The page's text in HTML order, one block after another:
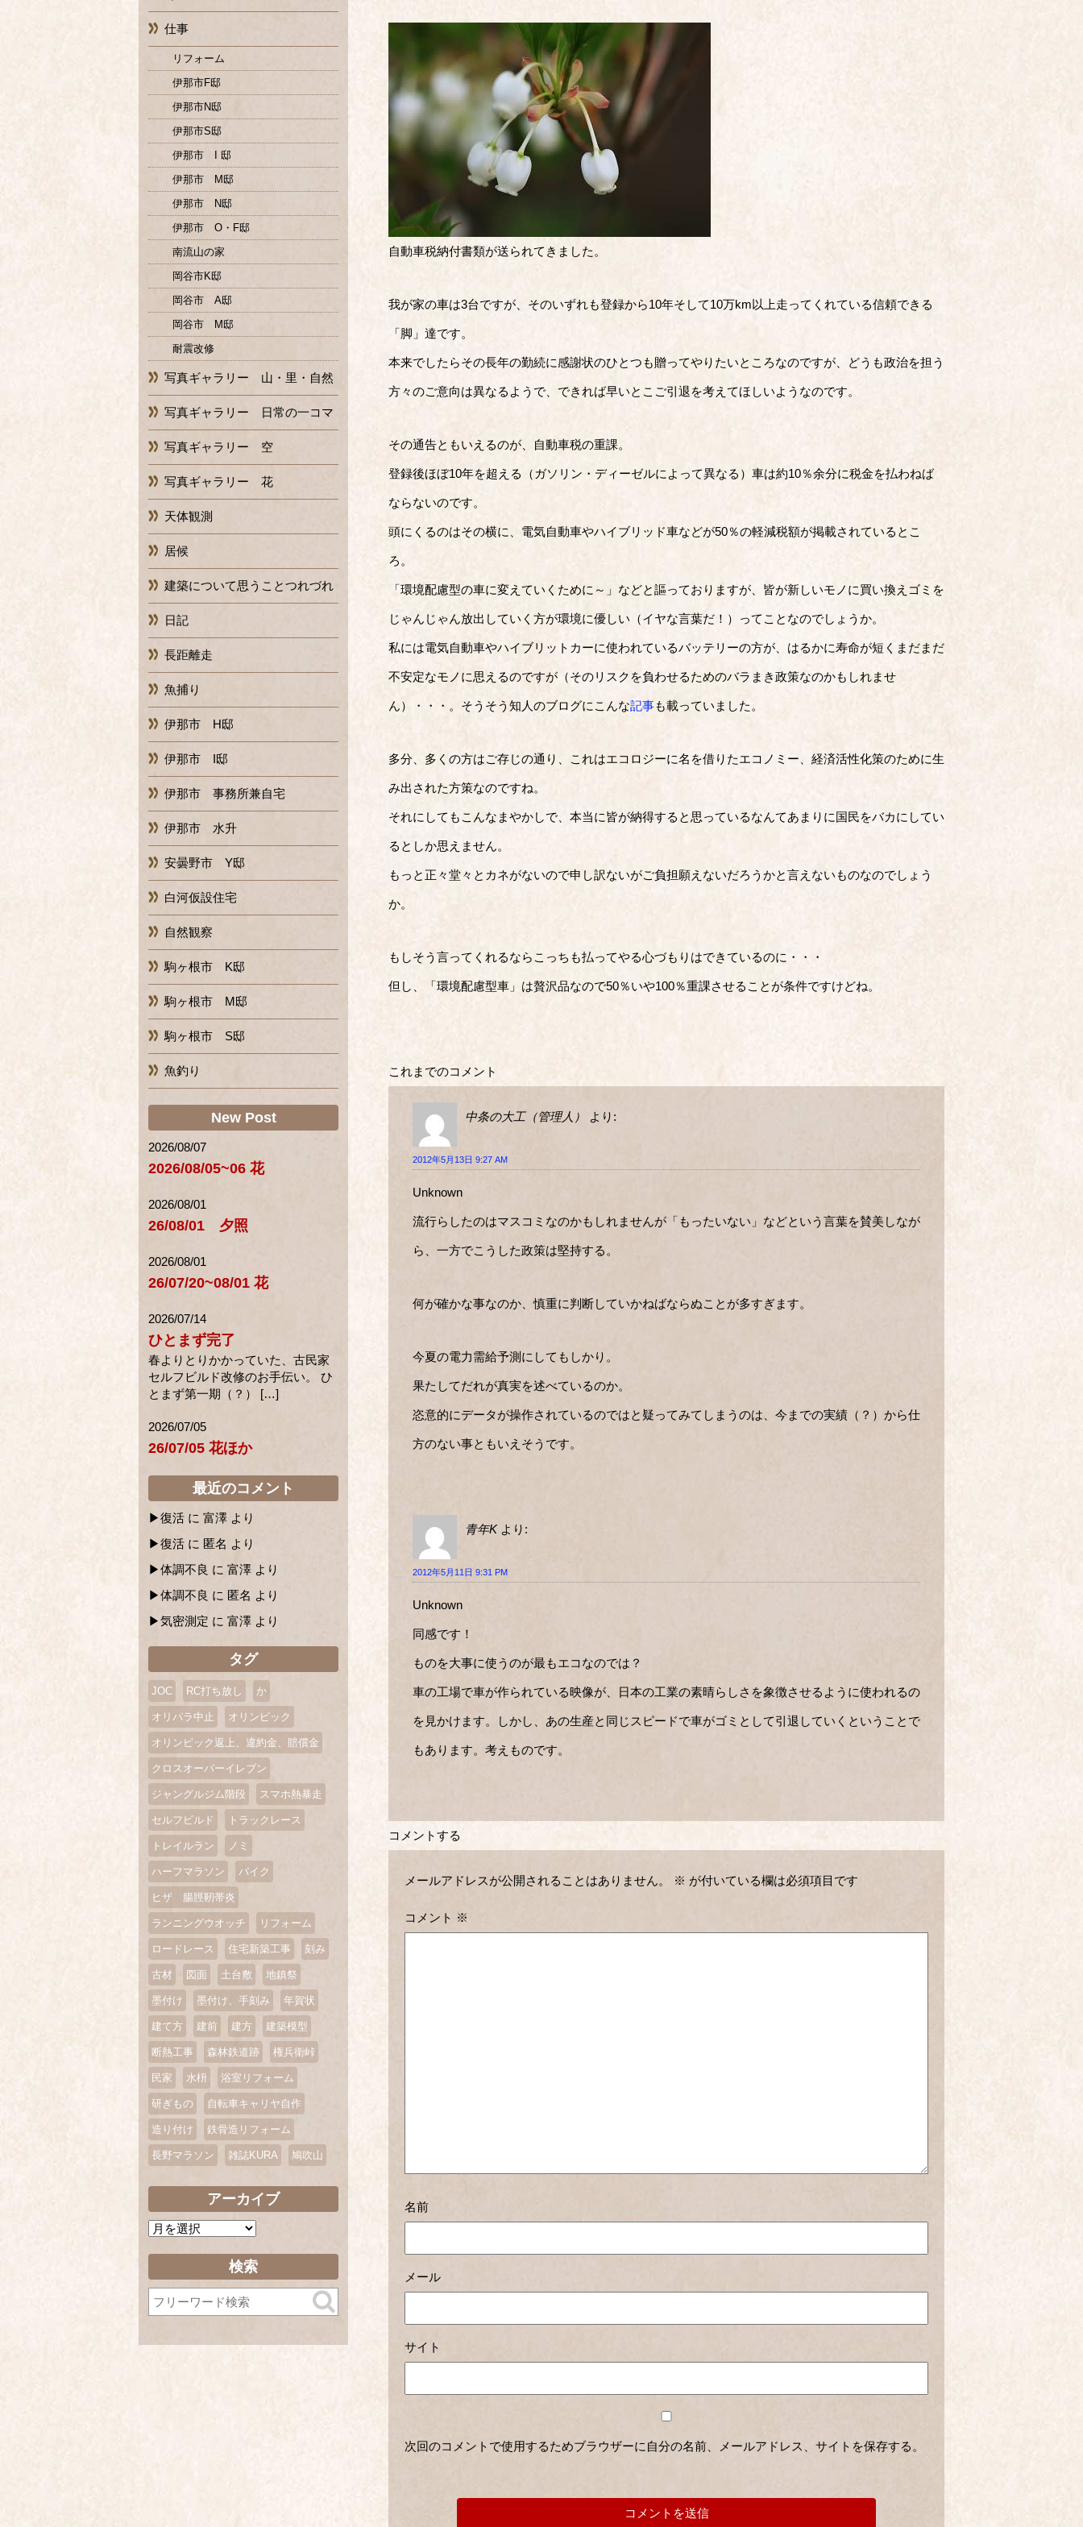
自動車税納付書類が送られてきました。
我が家の車は3台ですが、そのいずれも登録から10年そして10万km以上走ってくれている信頼できる
「脚」達です。
本来でしたらその長年の勤続に感謝状のひとつも贈ってやりたいところなのですが、どうも政治を担う
方々のご意向は異なるようで、できれば早いとこご引退を考えてほしいようなのです。
その通告ともいえるのが、自動車税の重課。
登録後ほぼ10年を超える（ガソリン・ディーゼルによって異なる）車は約10％余分に税金を払わねば
ならないのです。
頭にくるのはその横に、電気自動車やハイブリッド車などが50％の軽減税額が掲載されているとこ
ろ。
「環境配慮型の車に変えていくために～」などと謳っておりますが、皆が新しいモノに買い換えゴミを
じゃんじゃん放出していく方が環境に優しい（イヤな言葉だ！）ってことなのでしょうか。
私には電気自動車やハイブリットカーに使われているバッテリーの方が、はるかに寿命が短くまだまだ
不安定なモノに思えるのですが（そのリスクを負わせるためのバラまき政策なのかもしれませ
ん）・・・。そうそう知人のブログにこんな記事も載っていました。
多分、多くの方はご存じの通り、これはエコロジーに名を借りたエコノミー、経済活性化策のために生
み出された方策なのですね。
それにしてもこんなまやかしで、本当に皆が納得すると思っているなんてあまりに国民をバカにしてい
るとしか思えません。
もっと正々堂々とカネがないので申し訳ないがご負担願えないだろうかと言えないものなのでしょう
か。
もしそう言ってくれるならこっちも払ってやる心づもりはできているのに・・・
但し、「環境配慮型車」は贅沢品なので50％いや100％重課させることが条件ですけどね。
これまでのコメント
中条の大工（管理人） より:
2012年5月13日 9:27 AM
Unknown
流行らしたのはマスコミなのかもしれませんが「もったいない」などという言葉を賛美しなが
ら、一方でこうした政策は堅持する。
何が確かな事なのか、慎重に判断していかねばならぬことが多すぎます。
今夏の電力需給予測にしてもしかり。
果たしてだれが真実を述べているのか。
恣意的にデータが操作されているのではと疑ってみてしまうのは、今までの実績（？）から仕
方のない事ともいえそうです。
青年K より:
2012年5月11日 9:31 PM
Unknown
同感です！
ものを大事に使うのが最もエコなのでは？
車の工場で車が作られている映像が、日本の工業の素晴らしさを象徴させるように使われるの
を見かけます。しかし、あの生産と同じスピードで車がゴミとして引退していくということで
もあります。考えものです。
コメントする
メールアドレスが公開されることはありません。 ※ が付いている欄は必須項目です
コメント ※
名前
メール
サイト
次回のコメントで使用するためブラウザーに自分の名前、メールアドレス、サイトを保存する。
仕事
リフォーム
伊那市F邸
伊那市N邸
伊那市S邸
伊那市 I 邸
伊那市 M邸
伊那市 N邸
伊那市 O・F邸
南流山の家
岡谷市K邸
岡谷市 A邸
岡谷市 M邸
耐震改修
写真ギャラリー 山・里・自然
写真ギャラリー 日常の一コマ
写真ギャラリー 空
写真ギャラリー 花
天体観測
居候
建築について思うことつれづれ
日記
長距離走
魚捕り
伊那市 H邸
伊那市 I邸
伊那市 事務所兼自宅
伊那市 水升
安曇野市 Y邸
白河仮設住宅
自然観察
駒ヶ根市 K邸
駒ヶ根市 M邸
駒ヶ根市 S邸
魚釣り
New Post
2026/08/07
2026/08/05~06 花
2026/08/01
26/08/01 夕照
2026/08/01
26/07/20~08/01 花
2026/07/14
ひとまず完了
春よりとりかかっていた、古民家
セルフビルド改修のお手伝い。 ひ
とまず第一期（？） […]
2026/07/05
26/07/05 花ほか
最近のコメント
復活 に 富澤 より
復活 に 匿名 より
体調不良 に 富澤 より
体調不良 に 匿名 より
気密測定 に 富澤 より
タグ
JOC RC打ち放し か
オリパラ中止 オリンピック
オリンピック返上、違約金、賠償金
クロスオーバーイレブン
ジャングルジム階段 スマホ熱暴走
セルフビルド トラックレース
トレイルラン ノミ
ハーフマラソン バイク
ヒザ 腸脛靭帯炎
ランニングウオッチ リフォーム
ロードレース 住宅新築工事 刻み
古材 図面 土台敷 地鎮祭
墨付け 墨付け、手刻み 年賀状
建て方 建前 建方 建築模型
断熱工事 森林鉄道跡 権兵衛峠
民家 水枡 浴室リフォーム
研ぎもの 自転車キャリヤ自作
造り付け 鉄骨造リフォーム
長野マラソン 雑誌KURA 鳩吹山
アーカイブ
ア
イ
ブ
検索